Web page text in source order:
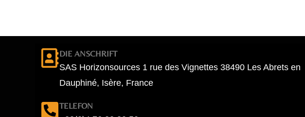
DIE ANSCHRIFT
SAS Horizonsources 1 rue des Vignettes 38490 Les Abrets en
Dauphiné, Isère, France
TELEFON